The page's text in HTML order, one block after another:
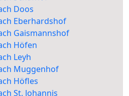
Doos
Eberhardshof
Gaismannshof
Höfen
Leyh
Muggenhof
Höfles
St. Johannis